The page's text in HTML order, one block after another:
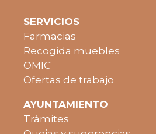
SERVICIOS
Farmacias
Recogida muebles
OMIC
Ofertas de trabajo
AYUNTAMIENTO
Trámites